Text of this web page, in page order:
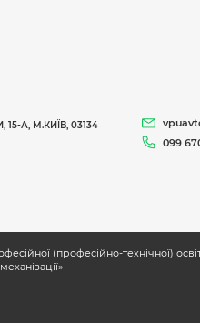
А, М.КИЇВ, 03134
099
(професійно-технічної)